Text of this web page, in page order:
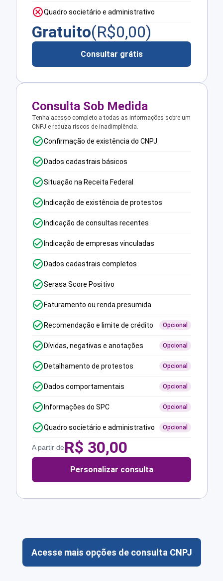
Quadro societário e administrativo
Gratuito(R$0,00)
Consultar grátis
Consulta Sob Medida
Tenha acesso completo a todas as informações sobre um
CNPJ e reduza riscos de inadimplência.
Confirmação de existência do CNPJ
Dados cadastrais básicos
Situação na Receita Federal
Indicação de existência de protestos
Indicação de consultas recentes
Indicação de empresas vinculadas
Dados cadastrais completos
Serasa Score Positivo
Faturamento ou renda presumida
Recomendação e limite de crédito Opcional
Dívidas, negativas e anotações Opcional
Detalhamento de protestos Opcional
Dados comportamentais Opcional
Informações do SPC Opcional
Quadro societário e administrativo Opcional
A partir deR$ 30,00
Personalizar consulta
Acesse mais opções de consulta CNPJ